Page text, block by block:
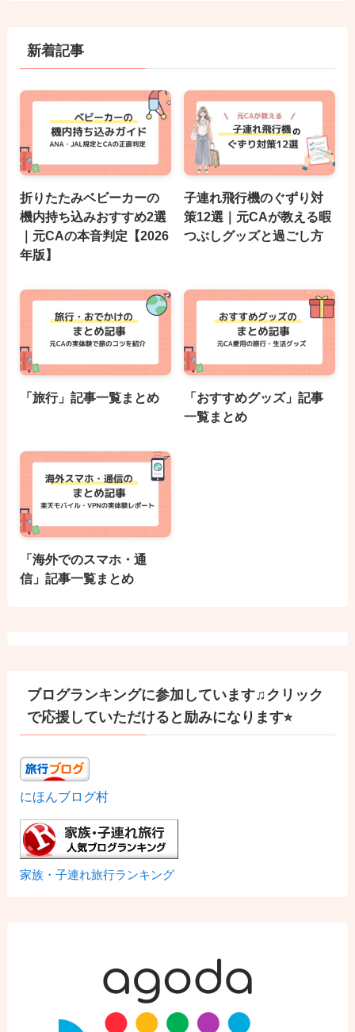
新着記事
折りたたみベビーカーの
機内持ち込みおすすめ2選
｜元CAの本音判定【2026
年版】
子連れ飛行機のぐずり対
策12選｜元CAが教える暇
つぶしグッズと過ごし方
「旅行」記事一覧まとめ
「おすすめグッズ」記事
一覧まとめ
「海外でのスマホ・通
信」記事一覧まとめ
ブログランキングに参加しています♫クリック
で応援していただけると励みになります⭐︎
にほんブログ村
家族・子連れ旅行ランキング